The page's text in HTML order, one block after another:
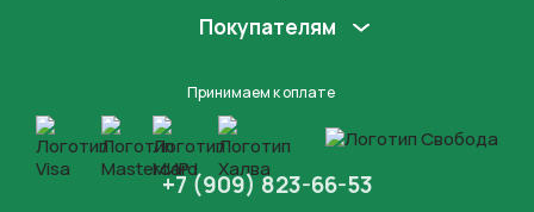
Покупателям
Принимаем к оплате
+7 (909) 823-66-53